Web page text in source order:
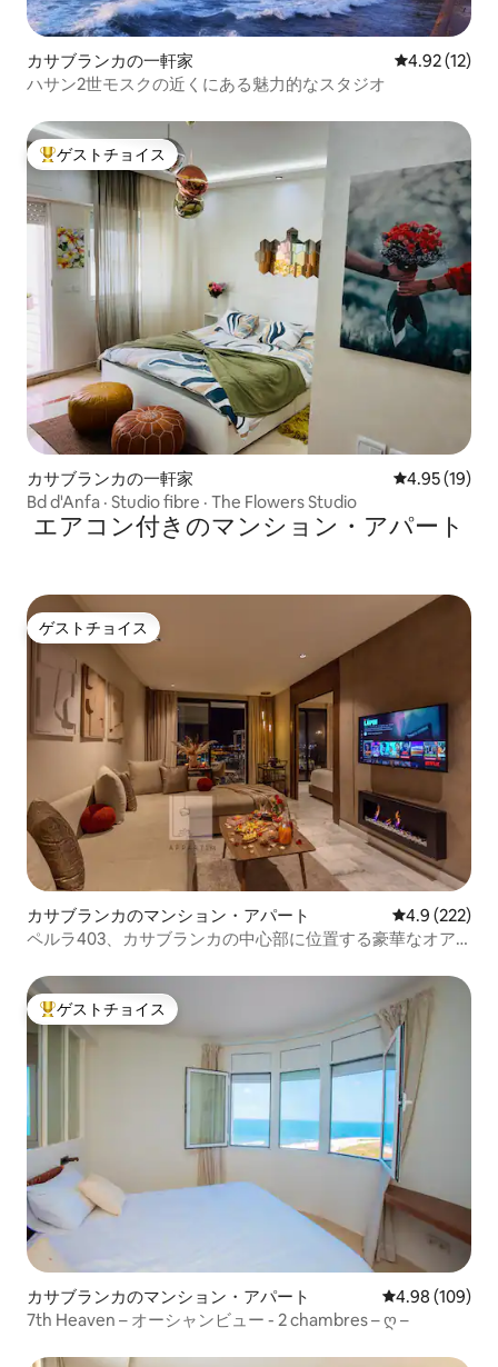
カサブランカの一軒家 レビュー12
4.92 (12)
ハサン2世モスクの近くにある魅力的なスタジオ
大好評のゲストチョイスです。
ゲストチョイス
カサブランカの一軒家 レビュー19
4.95 (19)
Bd d'Anfa · Studio fibre · The Flowers Studio
エアコン付きのマンション・アパート
ゲストチョイス
ゲストチョイス
カサブランカのマンション・アパート レビュー222
4.9 (222)
ペルラ403、カサブランカの中心部に位置する豪華なオア
大好評のゲストチョイスです。
ゲストチョイス
カサブランカのマンション・アパート レビュー109
4.98 (109)
7th Heaven – オーシャンビュー - 2 chambres – ღ –